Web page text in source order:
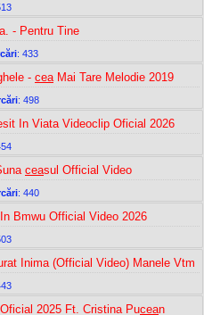
- Pentru Tine
: 433
- cea Mai Tare Melodie 2019
: 498
In Viata Videoclip Oficial 2026
ceasul Official Video
: 440
Bmwu Official Video 2026
Inima (Official Video) Manele Vtm
2025 Ft. Cristina Pucean